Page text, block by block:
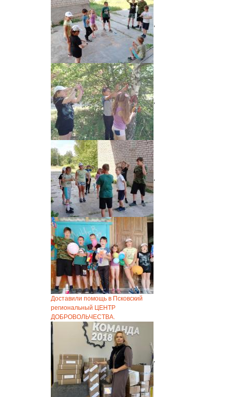
,
,
,
Доставили помощь в Псковский
региональный ЦЕНТР
ДОБРОВОЛЬЧЕСТВА.
,